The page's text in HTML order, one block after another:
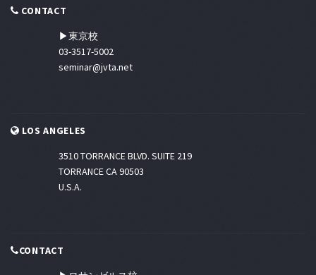
CONTACT
▶東京校
03-3517-5002
seminar@jvta.net
LOS ANGELES
3510 TORRANCE BLVD. SUITE 219
TORRANCE CA 90503
U.S.A.
CONTACT